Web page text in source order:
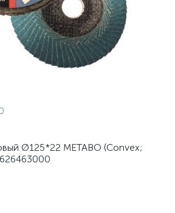
Ø125*22 METABO (Convex;
626463000